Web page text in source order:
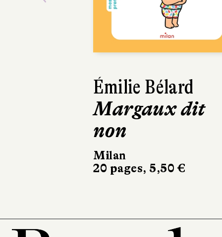
Émilie Bélard
Margaux dit
non
Milan
20 pages, 5,50 €
Previous